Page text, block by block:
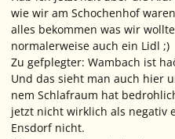
wie wir am Schochenhof
alles bekommen was wir
normalerweise auch ein Lidl ;)
Zu gefplegter: Wambach ist
Und das sieht man auch hier
nem Schlafraum hat
jetzt nicht wirklich als negativ
Ensdorf nicht.